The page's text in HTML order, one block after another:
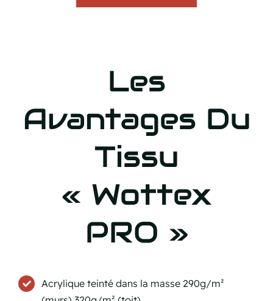
Les
Avantages Du
Tissu
« Wottex
PRO »
Acrylique teinté dans la masse 290g/m²